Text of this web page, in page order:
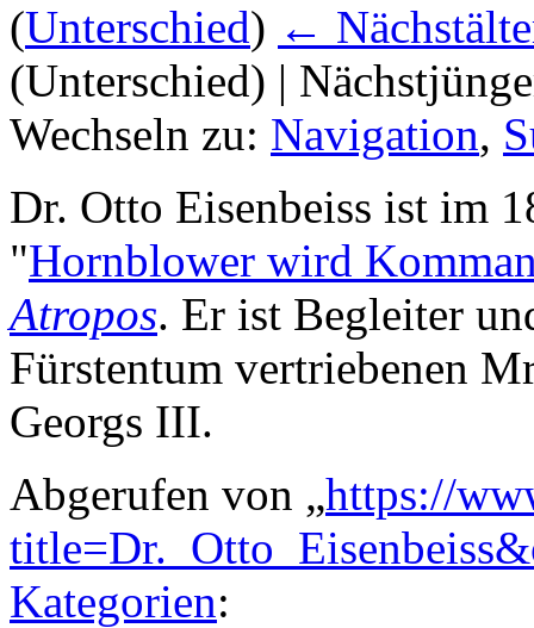
(Unterschied) ←
(Unterschied) |
Wechseln zu: Navigation,
Dr. Otto Eisenbeiss ist im
"Hornblower wird
Atropos. Er ist Begleiter
Fürstentum vertriebenen
Georgs III.
Abgerufen von „https://
Kategorien: